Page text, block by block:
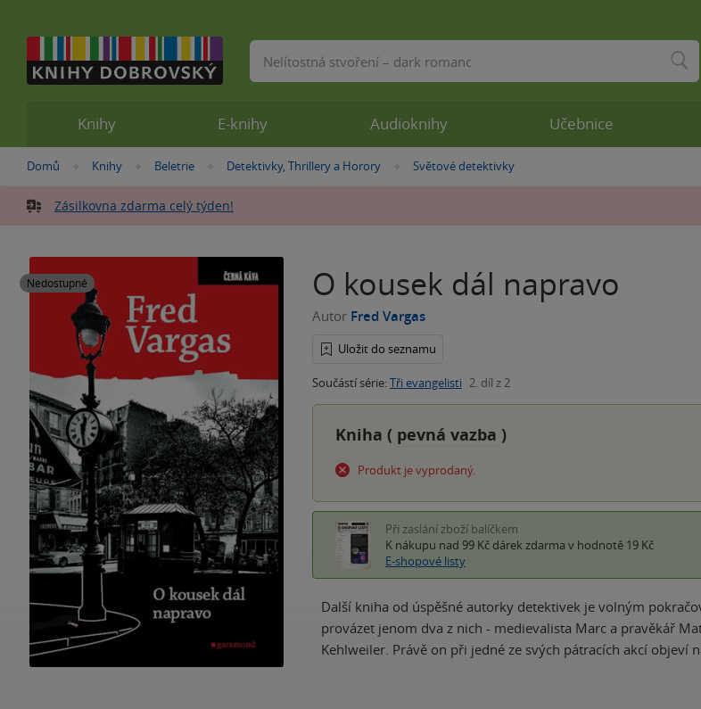
Nacházíte
zde:
Domů »
Knihy »
Beletrie »
Detektivky, Thrillery a Horory »
Světové detektivky
Zásilkovna zdarma celý týden!
Nedostupné O kousek dál napravo
Autor Fred Vargas
Uložit do seznamu
Součástí série:Tři evangelisti 2. díl z 2
Kniha ( pevná vazba )
Produkt je vyprodaný.
Při zaslání zboží balíčkem
K nákupu nad 99 Kč dárek zdarma v hodnotě 19 Kč
E-shopové listy
Další kniha od úspěšné autorky detektivek je volným
provázet jenom dva z nich - medievalista Marc a pravěkář
Kehlweiler. Právě on při jedné ze svých pátracích akcí objeví
Knihy E-knihy Audioknihy Učebnice
Vyhledávání